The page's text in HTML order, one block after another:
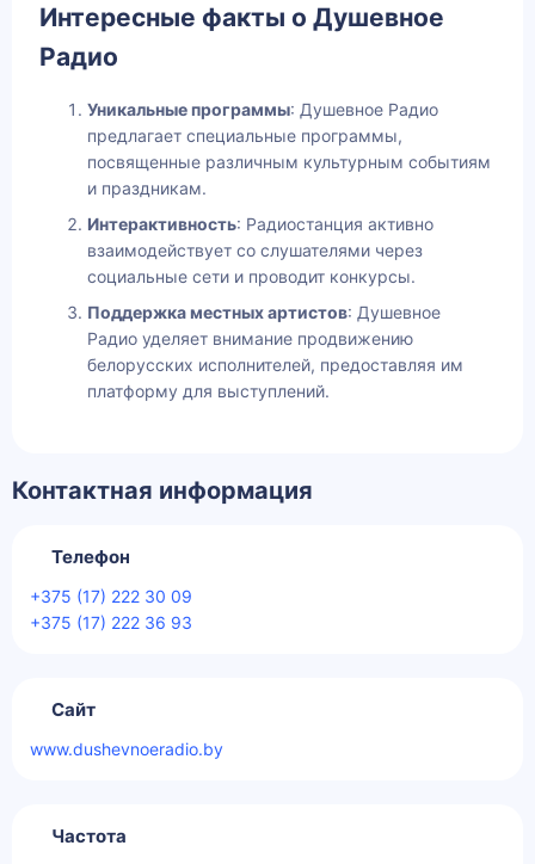
Интересные факты о Душевное
Радио
Уникальные программы: Душевное Радио
предлагает специальные программы,
посвященные различным культурным событиям
и праздникам.
Интерактивность: Радиостанция активно
взаимодействует со слушателями через
социальные сети и проводит конкурсы.
Поддержка местных артистов: Душевное
Радио уделяет внимание продвижению
белорусских исполнителей, предоставляя им
платформу для выступлений.
Контактная информация
Телефон
+375 (17) 222 30 09
+375 (17) 222 36 93
Сайт
www.dushevnoeradio.by
Частота